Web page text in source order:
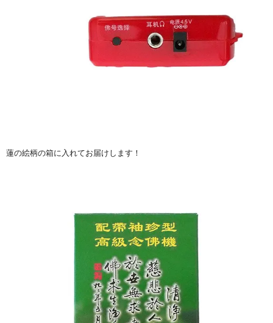
蓮の絵柄の箱に入れてお届けします！